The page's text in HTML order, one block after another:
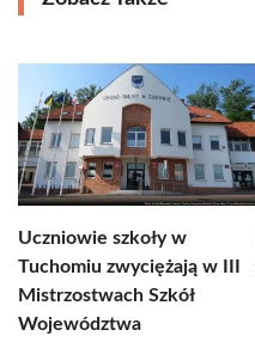
Uczniowie szkoły w
Tuchomiu zwyciężają w III
Mistrzostwach Szkół
Województwa